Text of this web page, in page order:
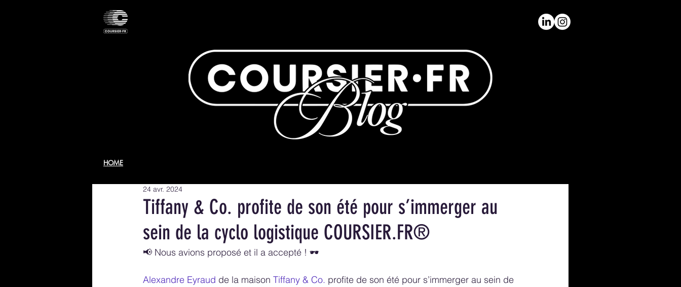
HOME
Tiffany & Co. profite de son été pour s’immerger au
sein de la cyclo logistique COURSIER.FR®
24 avr. 2024
📢 Nous avions proposé et il a accepté ! 🕶
Alexandre Eyraud de la maison Tiffany & Co. profite de son été pour s’immerger au sein de